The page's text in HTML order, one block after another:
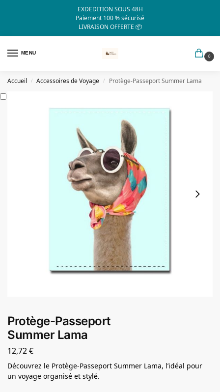
EXDEDITION SOUS 48H
Paiement 100 % sécurisé
LIVRAISON OFFERTE 📦
MENU
0
Accueil / Accessoires de Voyage / Protège-Passeport Summer Lama
Protège-Passeport
Summer Lama
12,72€
Découvrez le Protège-Passeport Summer Lama, l’idéal pour
un voyage organisé et stylé.